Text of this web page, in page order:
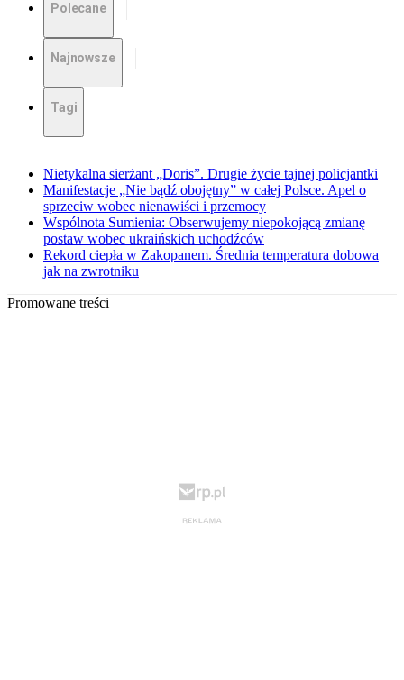
Polecane
Najnowsze
Tagi
Nietykalna sierżant „Doris”. Drugie życie tajnej policjantki
Manifestacje „Nie bądź obojętny” w całej Polsce. Apel o
sprzeciw wobec nienawiści i przemocy
Wspólnota Sumienia: Obserwujemy niepokojącą zmianę
postaw wobec ukraińskich uchodźców
Rekord ciepła w Zakopanem. Średnia temperatura dobowa
jak na zwrotniku
Promowane treści